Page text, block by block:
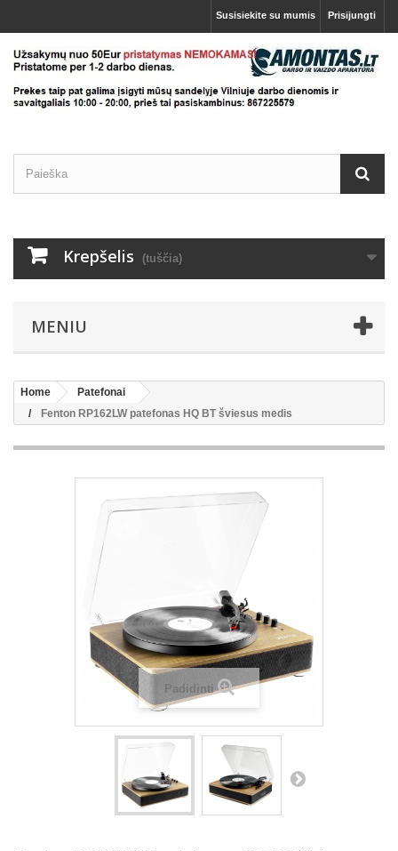
Prisijungti
Susisiekite su mumis
Krepšelis (tuščia)
MENIU
Home
Patefonai
Fenton RP162LW patefonas HQ BT šviesus medis
Padidinti